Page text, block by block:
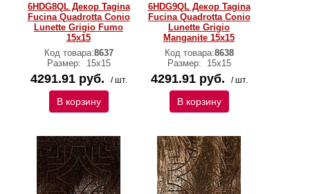
6HDG8QL Декор Tagina
Fucina Quadrotta Conio
Lunette Grigio Fumo
15x15
Код товара:8637
Размер:
15x15
4291.91 руб. / шт.
В корзину
6HDG9QL Декор Tagina
Fucina Quadrotta Conio
Lunette Grigio
Manganite 15x15
Код товара:8638
Размер:
15x15
4291.91 руб. / шт.
В корзину